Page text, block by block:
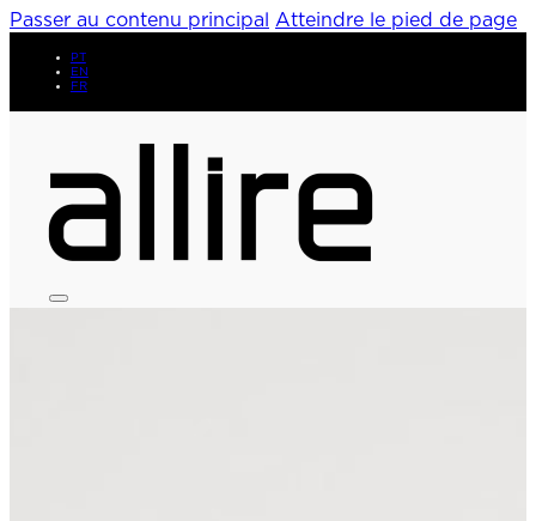
Passer au contenu principal Atteindre le pied de page
PT
EN
FR